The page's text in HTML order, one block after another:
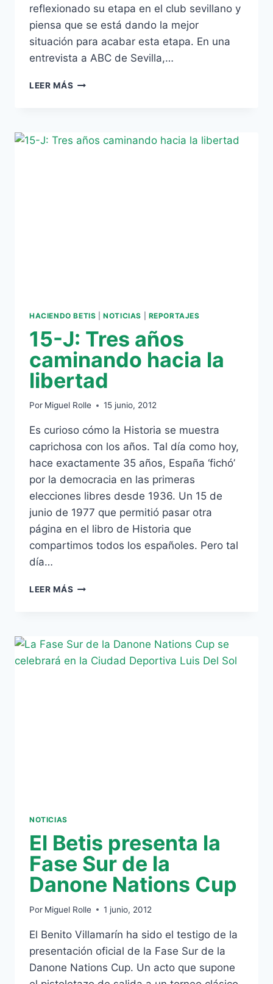
reflexionado su etapa en el club sevillano y
piensa que se está dando la mejor
situación para acabar esta etapa. En una
entrevista a ABC de Sevilla,…
LEER MÁS BOSCH
ETAPA
EN
HACIENDO BETIS |NOTICIAS REPORTAJES
15-J: Tres años
caminando hacia la
libertad
Por Miguel Rolle 15 junio, 2012
Es curioso cómo la Historia se muestra
caprichosa con los años. Tal día como hoy,
hace exactamente 35 años, España ‘fichó’
por la democracia en las primeras
elecciones libres desde 1936. Un 15 de
junio de 1977 que permitió pasar otra
página en el libro de Historia que
compartimos todos los españoles. Pero tal
día…
LEER MÁS 15-
CAMINANDO
HACIA
LA
NOTICIAS
El Betis presenta la
Fase Sur de la
Danone Nations Cup
Por Miguel Rolle 1 junio, 2012
El Benito Villamarín ha sido el testigo de la
presentación oficial de la Fase Sur de la
Danone Nations Cup. Un acto que supone